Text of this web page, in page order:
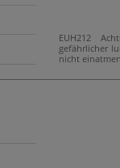
EUH212
gefährlicher
nicht